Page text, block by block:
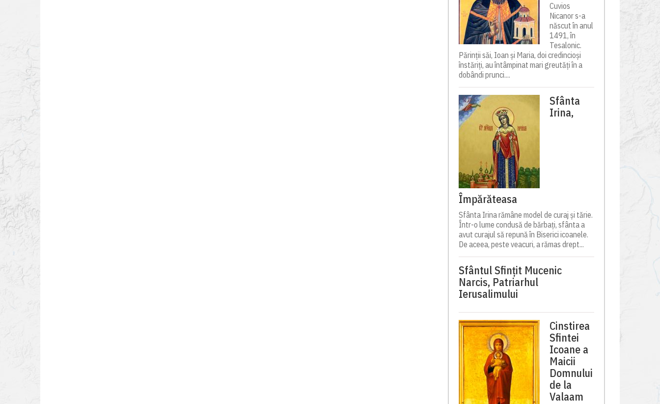
Cuvios
Nicanor s-a
născut în anul
1491, în
Tesalonic.
Părinții săi, Ioan și Maria, doi credincioși
înstăriți, au întâmpinat mari greutăți în a
dobândi prunci....
Sfânta
Irina,
Împărăteasa
Sfânta Irina rămâne model de curaj și tărie.
Într-o lume condusă de bărbați, sfânta a
avut curajul să repună în Biserici icoanele.
De aceea, peste veacuri, a rămas drept...
Sfântul Sfinţit Mucenic
Narcis, Patriarhul
Ierusalimului
Cinstirea
Sfintei
Icoane a
Maicii
Domnului
de la
Valaam